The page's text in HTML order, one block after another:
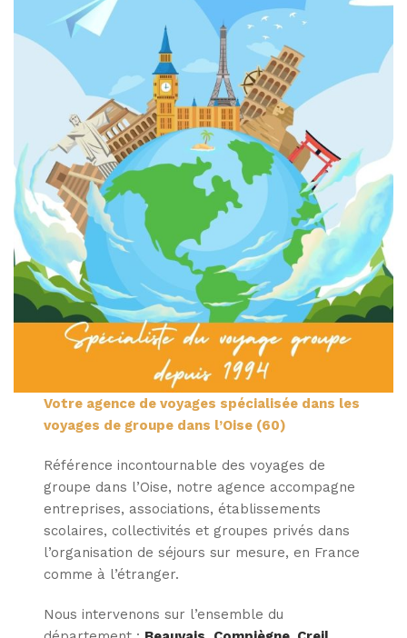
Votre agence de voyages spécialisée dans les
voyages de groupe dans l’Oise (60)
Référence incontournable des voyages de
groupe dans l’Oise, notre agence accompagne
entreprises, associations, établissements
scolaires, collectivités et groupes privés dans
l’organisation de séjours sur mesure, en France
comme à l’étranger.
Nous intervenons sur l’ensemble du